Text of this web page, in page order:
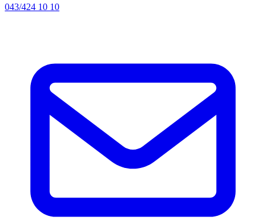
043/424 10 10